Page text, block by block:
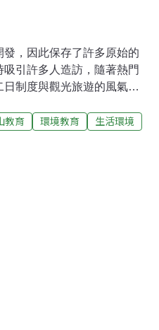
，因此保存了許多原始的
引許多人造訪，隨著熱門
制度與觀光旅遊的風氣、
沒有自覺，便會造成對於
載量大時，諸如步道的土
教育 環境教育
生活環境